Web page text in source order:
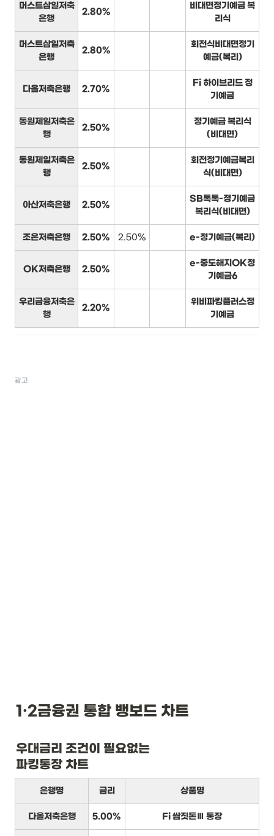
머스트삼일저축
은행
2.80%
비대면정기예금 복
리식
머스트삼일저축
은행
2.80%
회전식비대면정기
예금(복리)
다올저축은행 2.70%
Fi 하이브리드 정
기예금
동원제일저축은
행
2.50%
정기예금 복리식
(비대면)
동원제일저축은
행
2.50%
회전정기예금복리
식(비대면)
아산저축은행 2.50%
SB톡톡-정기예금
복리식(비대면)
조은저축은행 2.50% 2.50% e-정기예금(복리)
OK저축은행 2.50%
e-중도해지OK정
기예금6
우리금융저축은
행
2.20%
위비파킹플러스정
기예금
광고
1·2금융권 통합 뱅보드 차트
우대금리 조건이 필요없는
파킹통장 차트
은행명 금리 상품명
다올저축은행 5.00% Fi 쌈짓돈Ⅲ 통장